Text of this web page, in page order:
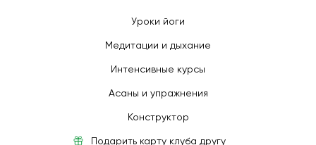
Уроки йоги
Медитации и дыхание
Интенсивные курсы
Асаны и упражнения
Конструктор
Подарить карту клуба другу